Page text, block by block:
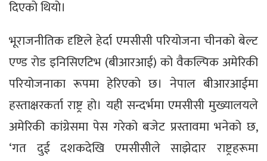
दिएको थियो।
भूराजनीतिक दृष्टिले हेर्दा एमसीसी परियोजना चीनको बेल्ट
एण्ड रोड इनिसिएटिभ (बीआरआई) को वैकल्पिक अमेरिकी
परियोजनाका रूपमा हेरिएको छ। नेपाल बीआरआईमा
हस्ताक्षरकर्ता राष्ट्र हो। यही सन्दर्भमा एमसीसी मुख्यालयले
अमेरिकी कांग्रेसमा पेस गरेको बजेट प्रस्तावमा भनेको छ,
‘गत दुई दशकदेखि एमसीसीले साझेदार राष्ट्रहरूमा